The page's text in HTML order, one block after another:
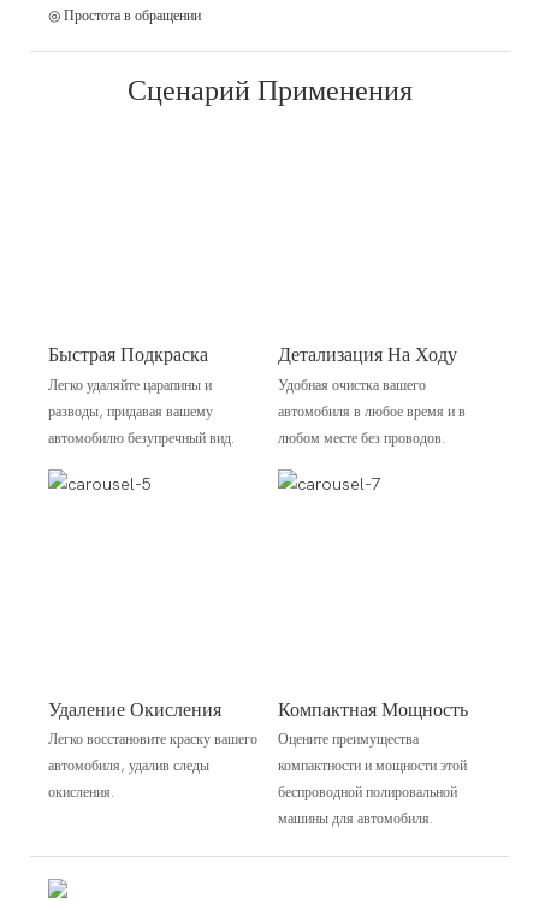
◎ Простота в обращении
Сценарий Применения
Быстрая Подкраска
Легко удаляйте царапины и
разводы, придавая вашему
автомобилю безупречный вид.
Детализация На Ходу
Удобная очистка вашего
автомобиля в любое время и в
любом месте без проводов.
Удаление Окисления
Легко восстановите краску вашего
автомобиля, удалив следы
окисления.
Компактная Мощность
Оцените преимущества
компактности и мощности этой
беспроводной полировальной
машины для автомобиля.